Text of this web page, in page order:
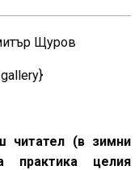
Щуров
читател (в зимни
практика целия